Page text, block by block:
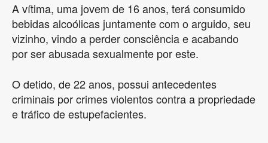
A vítima, uma jovem de 16 anos, terá consumido
bebidas alcoólicas juntamente com o arguido, seu
vizinho, vindo a perder consciência e acabando
por ser abusada sexualmente por este.
O detido, de 22 anos, possui antecedentes
criminais por crimes violentos contra a propriedade
e tráfico de estupefacientes.